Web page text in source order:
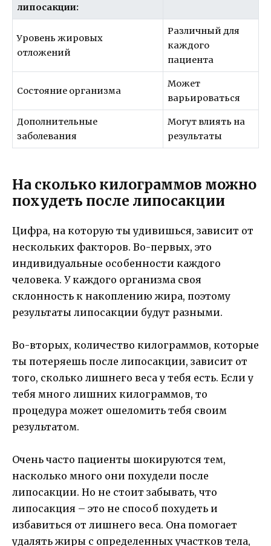
липосакции:
Уровень жировых
отложений
Различный для
каждого
пациента
Состояние организма
Может
варьироваться
Дополнительные
заболевания
Могут влиять на
результаты
На сколько килограммов можно
похудеть после липосакции
Цифра, на которую ты удивишься, зависит от
нескольких факторов. Во-первых, это
индивидуальные особенности каждого
человека. У каждого организма своя
склонность к накоплению жира, поэтому
результаты липосакции будут разными.
Во-вторых, количество килограммов, которые
ты потеряешь после липосакции, зависит от
того, сколько лишнего веса у тебя есть. Если у
тебя много лишних килограммов, то
процедура может ошеломить тебя своим
результатом.
Очень часто пациенты шокируются тем,
насколько много они похудели после
липосакции. Но не стоит забывать, что
липосакция – это не способ похудеть и
избавиться от лишнего веса. Она помогает
удалять жиры с определенных участков тела,